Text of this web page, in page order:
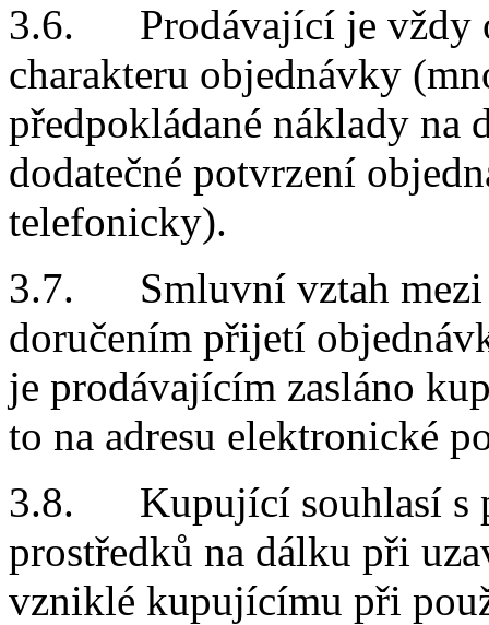
3.6. Prodávající je vždy
charakteru objednávky
předpokládané náklady na
dodatečné potvrzení
telefonicky).
3.7. Smluvní vztah mezi
doručením přijetí
je prodávajícím zasláno
to na adresu elektronické
3.8. Kupující souhlasí s
prostředků na dálku při
vzniklé kupujícímu při